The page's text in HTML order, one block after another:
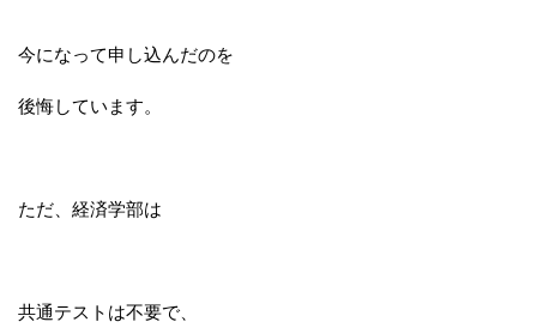
今になって申し込んだのを
後悔しています。
ただ、経済学部は
共通テストは不要で、